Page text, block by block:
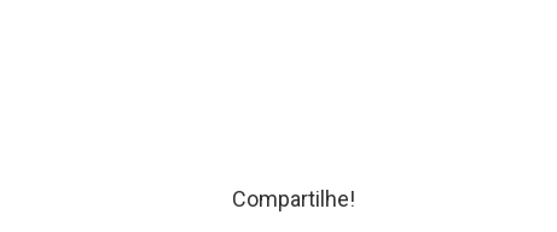
Compartilhe!